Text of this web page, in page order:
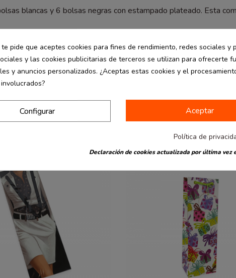
blancas y 6 bolsas negras con estampado plateado. Esta
de productos, desde pequeños accesorios hasta artículos
pide que aceptes cookies para fines de rendimiento, redes sociales y
y las cookies publicitarias de terceros se utilizan para ofrecerte
y anuncios personalizados. ¿Aceptas estas cookies y el
Aceptar
Configurar
Política de
Declaración de cookies actualizada por última vez